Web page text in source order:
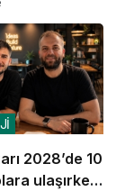
2028’de 10
ulaşırken